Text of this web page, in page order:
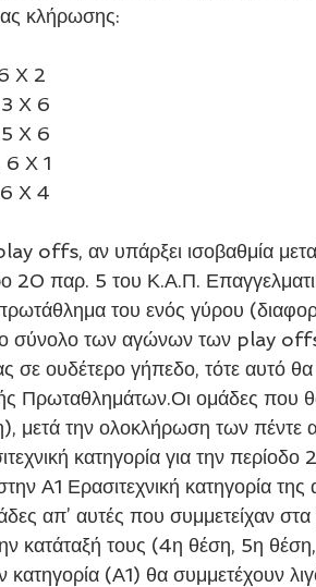
κλήρωσης:
Χ 2
3 Χ 6
5 Χ 6
6 Χ 1
6 Χ 4
offs, αν υπάρξει ισοβαθμία
20 παρ. 5 του Κ.Α.Π.
του ενός γύρου
σύνολο των αγώνων των play
σε ουδέτερο γήπεδο, τότε αυτό
Πρωταθλημάτων.Οι ομάδες που θα
μετά την ολοκλήρωση των πέντε
κατηγορία για την
Α1 Ερασιτεχνική κατηγορία της
απ’ αυτές που συμμετείχαν στα
κατάταξή τους (4η θέση, 5η
κατηγορία (Α1) θα συμμετέχουν